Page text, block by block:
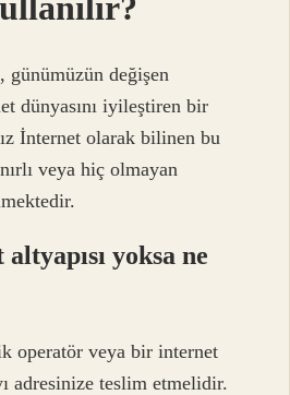
değişen
dünyasını iyileştiren bir
İnternet olarak bilinen bu
veya hiç olmayan
yoksa ne
operatör veya bir internet
adresinize teslim etmelidir.